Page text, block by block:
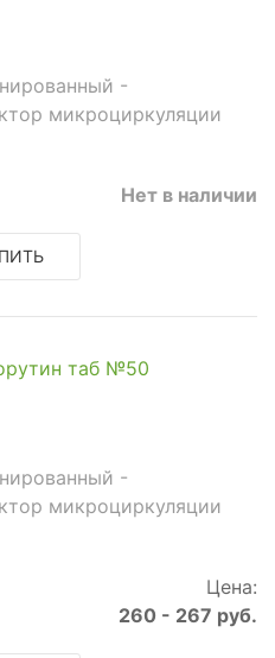
-
микроциркуляции
Нет в наличии
-
микроциркуляции
Цена:
260 - 267 руб.